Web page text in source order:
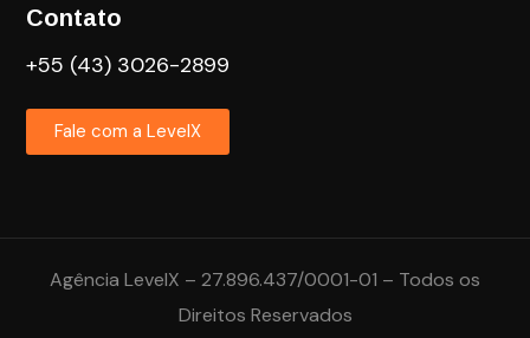
Contato
+55 (43) 3026-2899
Fale com a LevelX
Agência LevelX – 27.896.437/0001-01 – Todos os
Direitos Reservados